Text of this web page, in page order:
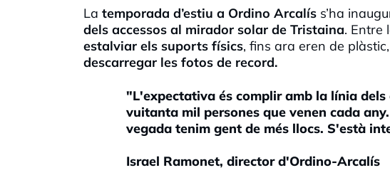
La temporada d’estiu a Ordino Arcalís s’ha
dels accessos al mirador solar de Tristaina. Entre
estalviar els suports físics, fins ara eren de plàstic,
descarregar les fotos de record.
"L'expectativa és complir amb la línia
vuitanta mil persones que venen cada
vegada tenim gent de més llocs. S'està
Israel Ramonet, director d'Ordino-Arcalís